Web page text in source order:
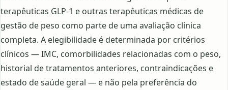
terapêuticas GLP-1 e outras terapêuticas médicas de
gestão de peso como parte de uma avaliação clínica
completa. A elegibilidade é determinada por critérios
clínicos — IMC, comorbilidades relacionadas com o peso,
historial de tratamentos anteriores, contraindicações e
estado de saúde geral — e não pela preferência do